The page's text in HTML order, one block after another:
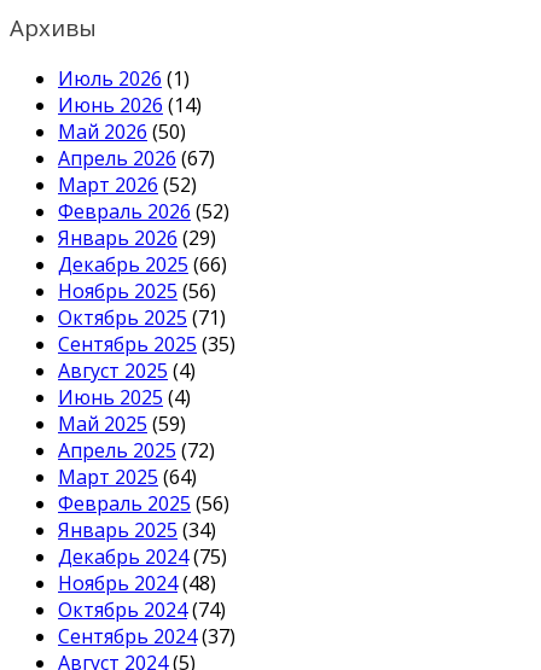
Архивы
Июль 2026 (1)
Июнь 2026 (14)
Май 2026 (50)
Апрель 2026 (67)
Март 2026 (52)
Февраль 2026 (52)
Январь 2026 (29)
Декабрь 2025 (66)
Ноябрь 2025 (56)
Октябрь 2025 (71)
Сентябрь 2025 (35)
Август 2025 (4)
Июнь 2025 (4)
Май 2025 (59)
Апрель 2025 (72)
Март 2025 (64)
Февраль 2025 (56)
Январь 2025 (34)
Декабрь 2024(75)
Ноябрь 2024(48)
Октябрь 2024(74)
Сентябрь 2024(37)
Август 2024(5)